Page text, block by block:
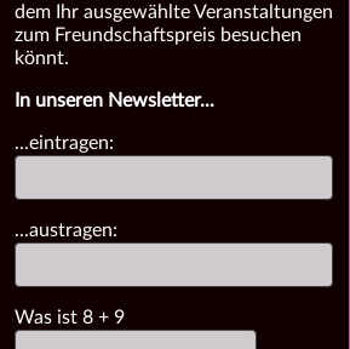
dem Ihr ausgewählte Veranstaltungen
zum Freundschaftspreis besuchen
könnt.
In unseren Newsletter...
...eintragen:
...austragen:
Was ist8 + 9